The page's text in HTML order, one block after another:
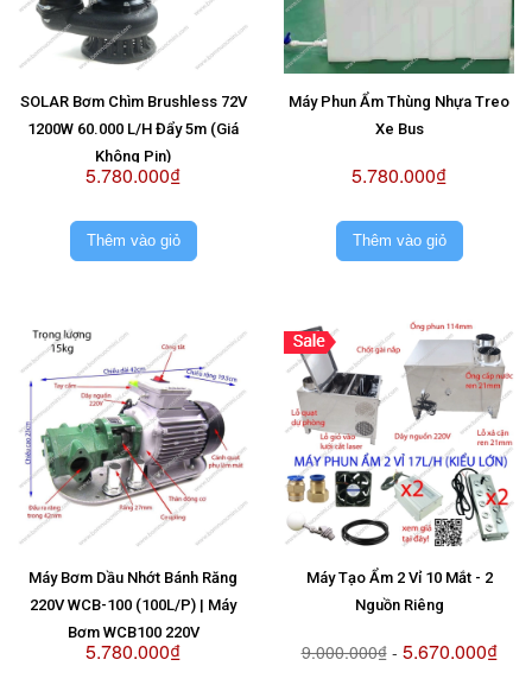
SOLAR Bơm Chìm Brushless 72V
1200W 60.000 L/H Đẩy 5m (Giá
Không Pin)
5.780.000₫
Thêm vào giỏ
Máy Phun Ẩm Thùng Nhựa Treo
Xe Bus
5.780.000₫
Thêm vào giỏ
Máy Bơm Dầu Nhớt Bánh Răng
220V WCB-100 (100L/P) | Máy
Bơm WCB100 220V
5.780.000₫
Máy Tạo Ẩm 2 Vỉ 10 Mắt - 2
Nguồn Riêng
9.000.000₫- 5.670.000₫